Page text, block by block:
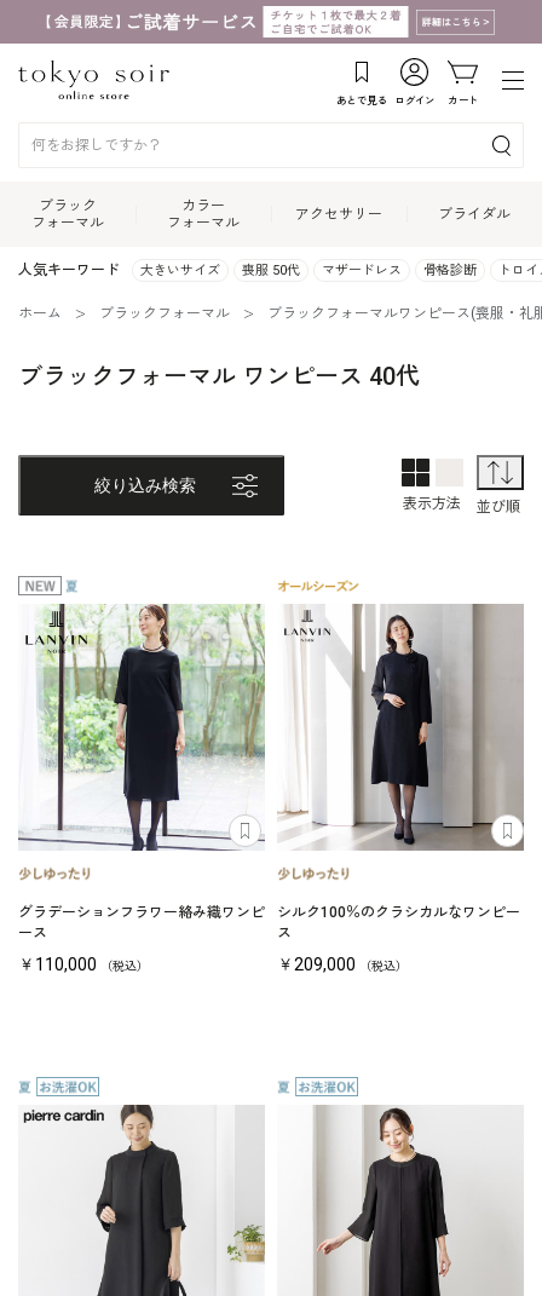
あとで見る ログイン カート
ブラック
フォーマル
カラー
フォーマル
アクセサリー ブライダル
人気キーワード 大きいサイズ 喪服 50代 マザードレス 骨格診断 トロ
ホーム ブラックフォーマル ブラックフォーマルワンピース(喪服・礼
ブラックフォーマル ワンピース 40代
絞り込み検索
表示方法
1列表示
並び順
グラデーションフラワー絡み織ワンピ
ース
￥110,000 （税込）
シルク100％のクラシカルなワンピー
ス
￥209,000 （税込）